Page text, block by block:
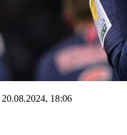
20.08.2024, 18:06